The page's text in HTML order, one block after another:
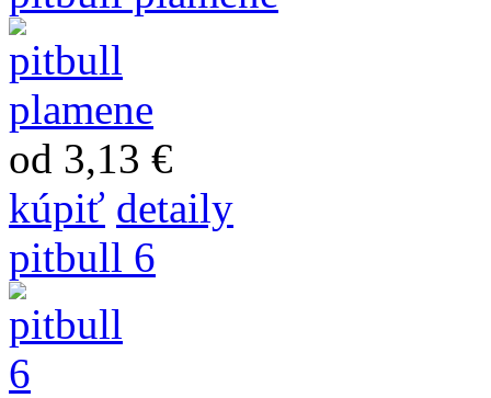
od 3,13 €
kúpiť detaily
pitbull 6